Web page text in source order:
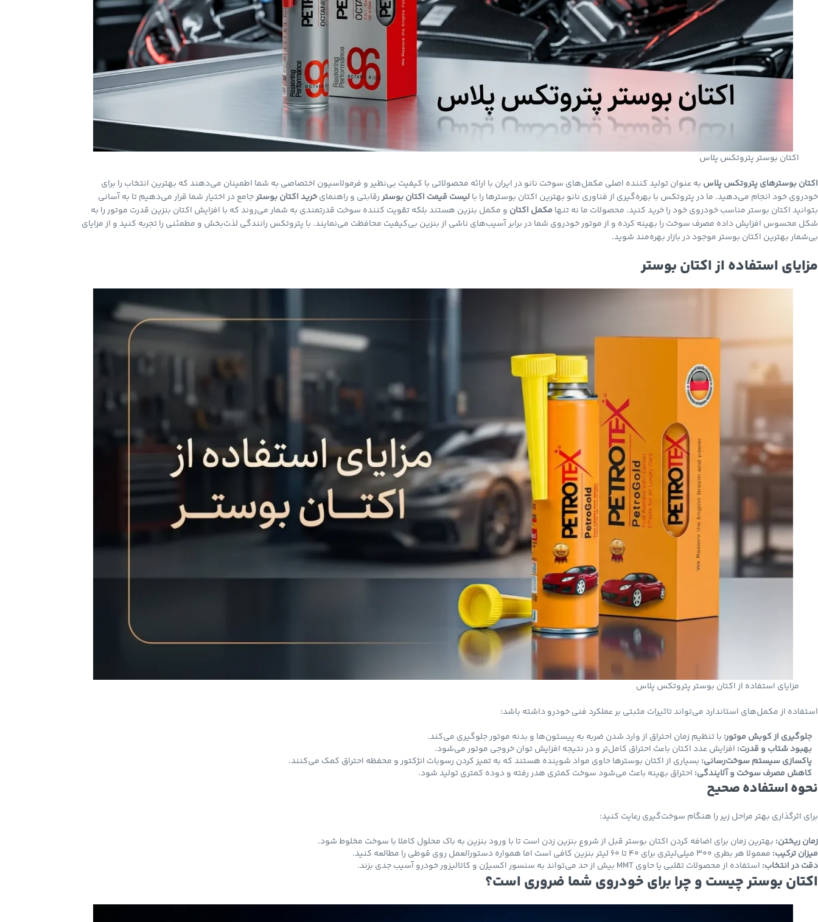
اکتان بوستر پتروتکس پلاس
اکتان بوسترهای پتروتکسپلاس به عنوان تولید کننده اصلی مکمل‌های سوخت نانو در ایران با ارائه محصولاتی با کیفیت بی‌نظیر و فرمولاسیون اختصاصی به شما اطمینان می‌دهند که بهترین انتخاب را برای
خودروی خود انجام می‌دهید. ما در پتروتکس با بهره‌گیری از فناوری نانو بهترین اکتان بوسترها را بالیست قیمت اکتان بوستررقابتی و راهنمایخرید اکتان بوسترجامع در اختیار شما قرار می‌دهیم تا به آسانی
بتوانید اکتان بوستر مناسب خودروی خود را خرید کنید. محصولات ما نه تنها مکمل اکتان و مکمل بنزین هستند بلکه تقویت کننده سوخت قدرتمندی به شمار می‌روند که با افزایش اکتان بنزین قدرت موتور را به
شکل محسوس افزایش داده مصرف سوخت را بهینه کرده و از موتور خودروی شما در برابر آسیب‌های ناشی از بنزین بی‌کیفیت محافظت می‌نمایند. با پتروتکس رانندگی لذت‌بخش و مطمئنی را تجربه کنید و از مزایای
بی‌شمار بهترین اکتان بوستر موجود در بازار بهره‌مند شوید.
مزایای استفاده از اکتان بوستر
مزایای استفاده از اکتان بوستر پتروتکس پلاس
استفاده از مکمل‌های استاندارد می‌تواند تاثیرات مثبتی بر عملکرد فنی خودرو داشته باشد:
جلوگیری از کوبش موتور: با تنظیم زمان احتراق از وارد شدن ضربه به پیستون‌ها و بدنه موتور جلوگیری می‌کند.
بهبود شتاب و قدرت: افزایش عدد اکتان باعث احتراق کامل‌تر و در نتیجه افزایش توان خروجی موتور می‌شود.
پاکسازی سیستم سوخت‌رسانی: بسیاری از اکتان بوسترها حاوی مواد شوینده هستند که به تمیز کردن رسوبات انژکتور و محفظه احتراق کمک می‌کنند.
کاهش مصرف سوخت و آلایندگی: احتراق بهینه باعث می‌شود سوخت کمتری هدر رفته و دوده کمتری تولید شود.
نحوه استفاده صحیح
برای اثرگذاری بهتر مراحل زیر را هنگام سوخت‌گیری رعایت کنید:
زمان ریختن: بهترین زمان برای اضافه کردن اکتان بوستر قبل از شروع بنزین زدن است تا با ورود بنزین به باک محلول کاملا با سوخت مخلوط شود.
میزان ترکیب: معمولا هر بطری ۳۰۰ میلی‌لیتری برای ۴۰ تا ۶۰ لیتر بنزین کافی است اما همواره دستورالعمل روی قوطی را مطالعه کنید.
دقت در انتخاب: استفاده از محصولات تقلبی یا حاوی MMT بیش از حد می‌تواند به سنسور اکسیژن و کاتالیزور خودرو آسیب جدی بزند.
اکتان بوستر چیست و چرا برای خودروی شما ضروری است؟